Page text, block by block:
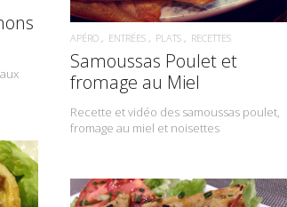
APÉRO ENTRÉES PLATS RECETTES
Samoussas Poulet et
fromage au Miel
Recette et vidéo des samoussas poulet,
fromage au miel et noisettes